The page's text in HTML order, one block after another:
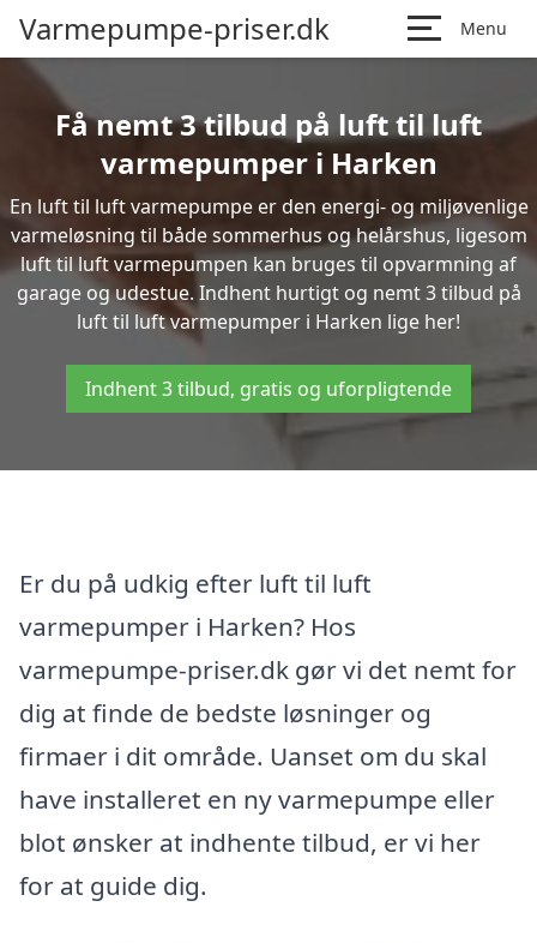
Varmepumpe-priser.dk Menu
Få nemt 3 tilbud på luft til luft
varmepumper i Harken
En luft til luft varmepumpe er den energi- og miljøvenlige
varmeløsning til både sommerhus og helårshus, ligesom
luft til luft varmepumpen kan bruges til opvarmning af
garage og udestue. Indhent hurtigt og nemt 3 tilbud på
luft til luft varmepumper i Harken lige her!
Indhent 3 tilbud, gratis og uforpligtende
Er du på udkig efter luft til luft
varmepumper i Harken? Hos
varmepumpe-priser.dk gør vi det nemt for
dig at finde de bedste løsninger og
firmaer i dit område. Uanset om du skal
have installeret en ny varmepumpe eller
blot ønsker at indhente tilbud, er vi her
for at guide dig.